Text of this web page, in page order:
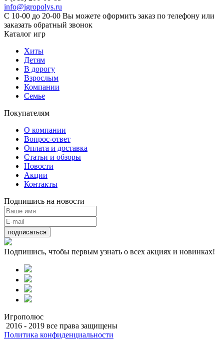
info@igropolys.ru
С 10-00 до 20-00 Вы можете оформить заказ по телефону или
заказать обратный звонок
Каталог игр
Хиты
Детям
В дорогу
Взрослым
Компании
Семье
Покупателям
О компании
Вопрос-ответ
Оплата и доставка
Статьи и обзоры
Новости
Акции
Контакты
Подпишись на новости
подписаться
Подпишись, чтобы первым узнать о всех акциях и новинках!
Игрополюс
2016 - 2019 все права защищены
Политика конфиденциальности